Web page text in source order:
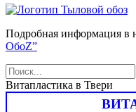
Подробная информация в
ОбоZ”
Витапластика в Твери